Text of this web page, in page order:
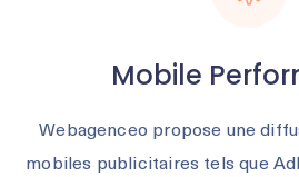
Mobile
Webagenceo propose une
mobiles publicitaires tels que